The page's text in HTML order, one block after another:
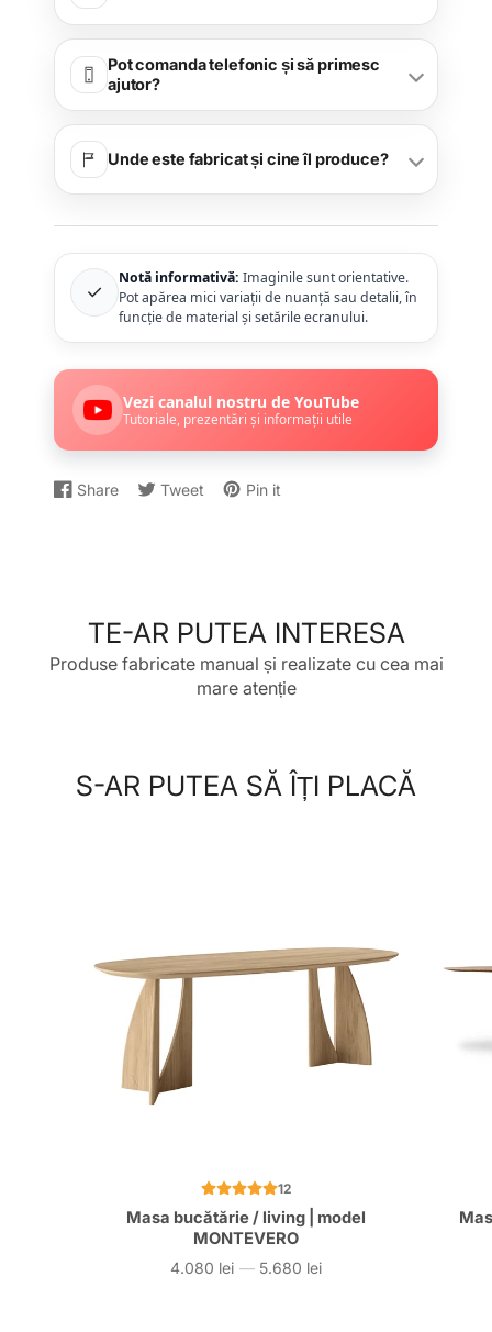
Pot comanda telefonic și să primesc
ajutor?
Unde este fabricat și cine îl produce?
✓
Notă informativă: Imaginile sunt orientative.
Pot apărea mici variații de nuanță sau detalii, în
funcție de material și setările ecranului.
Vezi canalul nostru de YouTube
Tutoriale, prezentări și informații utile
Share
Distribuiți
Se
Tweet
Dați
Se
Pin it
Postați
Se
TE-AR PUTEA INTERESA
Produse fabricate manual și realizate cu cea mai
mare atenție
S-AR PUTEA SĂ ÎȚI PLACĂ
12
Masa bucătărie / living | model
MONTEVERO
Preț
4.080 lei — 5.680 lei